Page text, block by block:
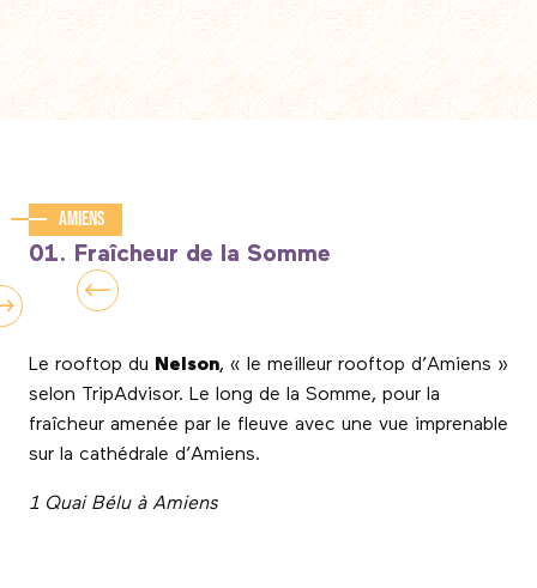
Amiens
01. Fraîcheur de la Somme
Le rooftop du Nelson, « le meilleur rooftop d’Amiens »
selon TripAdvisor. Le long de la Somme, pour la
fraîcheur amenée par le fleuve avec une vue imprenable
sur la cathédrale d’Amiens.
1 Quai Bélu à Amiens